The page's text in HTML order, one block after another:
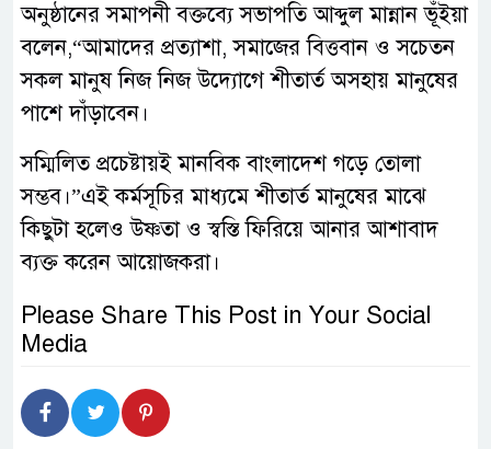
অনুষ্ঠানের সমাপনী বক্তব্যে সভাপতি আব্দুল মান্নান ভূঁইয়া
বলেন,“আমাদের প্রত্যাশা, সমাজের বিত্তবান ও সচেতন
সকল মানুষ নিজ নিজ উদ্যোগে শীতার্ত অসহায় মানুষের
পাশে দাঁড়াবেন।
সম্মিলিত প্রচেষ্টায়ই মানবিক বাংলাদেশ গড়ে তোলা
সম্ভব।”এই কর্মসূচির মাধ্যমে শীতার্ত মানুষের মাঝে
কিছুটা হলেও উষ্ণতা ও স্বস্তি ফিরিয়ে আনার আশাবাদ
ব্যক্ত করেন আয়োজকরা।
Please Share This Post in Your Social
Media